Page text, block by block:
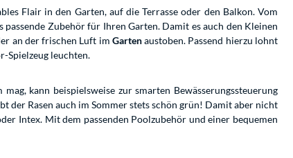
Flair in den Garten, auf die Terrasse oder den Balkon. Vom
Zubehör für Ihren Garten. Damit es auch den Kleinen
an der frischen Luft im Gartenaustoben. Passend hierzu lohnt
Spielzeug leuchten.
kann beispielsweise zur smarten Bewässerungssteuerung
der Rasen auch im Sommer stets schön grün! Damit aber nicht
Intex. Mit dem passenden Poolzubehör und einer bequemen